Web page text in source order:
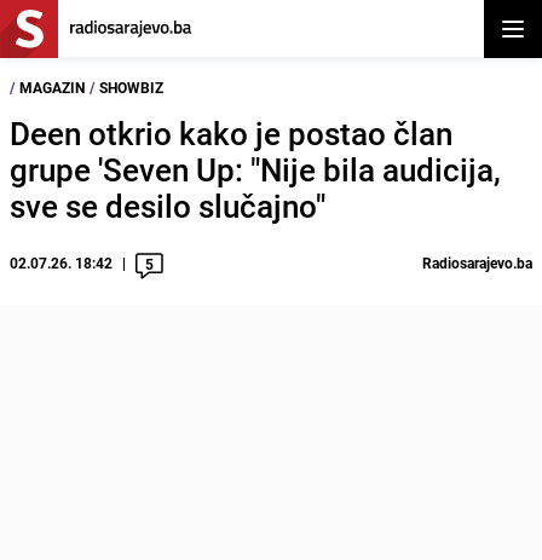
/ MAGAZIN / SHOWBIZ
Deen otkrio kako je postao član
grupe 'Seven Up: "Nije bila audicija,
sve se desilo slučajno"
02.07.26. 18:42 5 Radiosarajevo.ba